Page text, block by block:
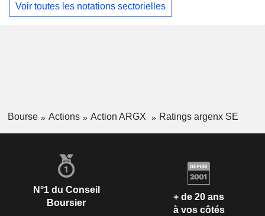
Voir toutes les notations sectorielles
Bourse Actions Action ARGX Ratings argenx SE
N°1 du Conseil
Boursier
+ de 20 ans
à vos côtés